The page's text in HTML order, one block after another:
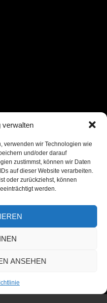
verwalten
verwenden wir Technologien wie
und/oder darauf
zustimmst, können wir Daten
auf dieser Website verarbeiten.
oder zurückziehst, können
werden.
ANSEHEN
| ALTAMANN.com